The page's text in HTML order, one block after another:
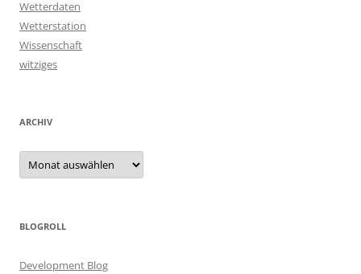
Wetterdaten
Wetterstation
Wissenschaft
witziges
ARCHIV
Archiv
BLOGROLL
Development Blog